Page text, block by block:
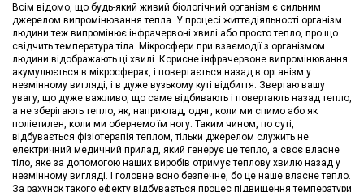
Всім відомо, що будь-який живий біологічний організм є сильним
джерелом випромінювання тепла. У процесі життєдіяльності організм
людини теж випромінює інфрачервоні хвилі або просто тепло, про що
свідчить температура тіла. Мікросфери при взаємодії з організмом
людини відображають ці хвилі. Корисне інфрачервоне випромінювання
акумулюється в мікросферах, і повертається назад в організм у
незмінному вигляді, і в дуже вузькому куті відбиття. Звертаю вашу
увагу, що дуже важливо, що саме відбивають і повертають назад тепло,
а не зберігають тепло, як, наприклад, одяг, коли ми спимо або як
поліетилен, коли ми обернемо їм ногу. Таким чином, по суті,
відбувається фізіотерапія теплом, тільки джерелом служить не
електричний медичний прилад, який генерує це тепло, а своє власне
тіло, яке за допомогою наших виробів отримує теплову хвилю назад у
незмінному вигляді. І головне воно безпечне, бо це наше власне тепло.
За рахунок такого ефекту відбувається процес підвищення температури